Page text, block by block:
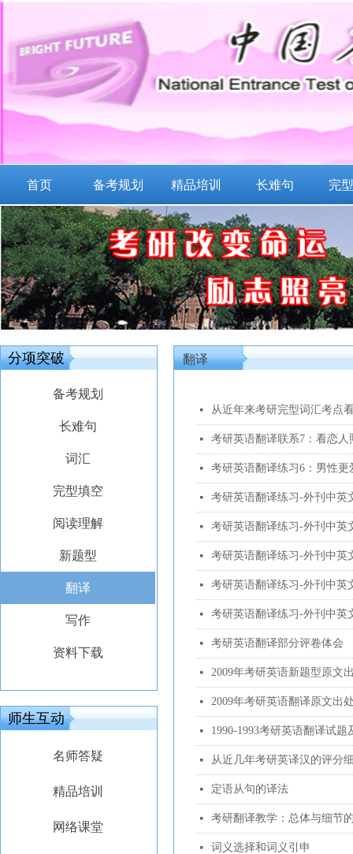
首页 备考规划 精品培训 长难句 完
翻译
넷 从近年来考研完型词汇考点
넷 考研英语翻译联系7：看恋人
넷 考研英语翻译练习6：男性
넷 考研英语翻译练习-外刊中英
넷 考研英语翻译练习-外刊中英
넷 考研英语翻译练习-外刊中英
넷 考研英语翻译练习-外刊中英
넷 考研英语翻译练习-外刊中英
넷 考研英语翻译部分评卷体会
넷 2009年考研英语新题型原文
넷 2009年考研英语翻译原文出
넷 1990-1993考研英语翻译试题
넷 从近几年考研英译汉的评分
넷 定语从句的译法
넷 考研翻译教学：总体与细节
넷 词义选择和词义引申
分项突破
备考规划
长难句
词汇
完型填空
阅读理解
新题型
翻译
写作
资料下载
师生互动
名师答疑
精品培训
网络课堂